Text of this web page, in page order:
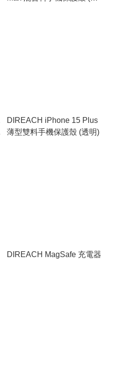
DIREACH iPhone 15 Plus
薄型雙料手機保護殼 (透明)
DIREACH MagSafe 充電器